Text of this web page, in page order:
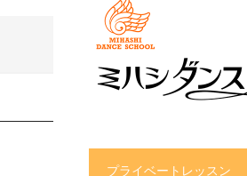
プライベートレッスン